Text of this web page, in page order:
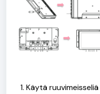
Käytä